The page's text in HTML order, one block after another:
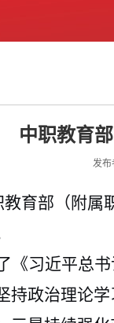
中职教育
发布
教育部（ 附属
《习近平总
持政治理论